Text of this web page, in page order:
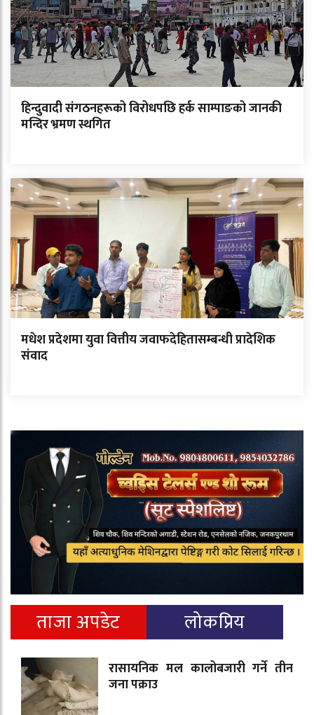
हिन्दुवादी संगठनहरूको विरोधपछि हर्क साम्पाङको जानकी
मन्दिर भ्रमण स्थगित
मधेश प्रदेशमा युवा वित्तीय जवाफदेहितासम्बन्धी प्रादेशिक
संवाद
ताजा अपडेट लोकप्रिय
रासायनिक मल कालोबजारी गर्ने तीन
जना पक्राउ